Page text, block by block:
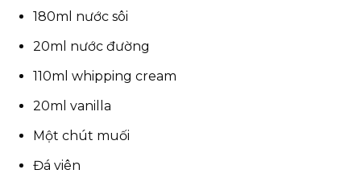
180ml nước sôi
20ml nước đường
110ml whipping cream
20ml vanilla
Một chút muối
Đá viên